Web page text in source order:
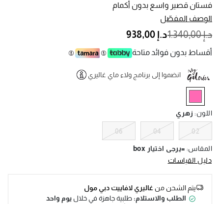
فستان قصير واسع بدون أكمام
الوصف المفصّل
PRICE REDUCED FROM
د.إ 1.340,00 TO
د.إ 938,00
أقساط بدون فوائد متاحة
انضموا إلى برنامج ولاء ماي غاليري
selectedاللون: زهري
02
04
06
المقاس: =يرجى اختيار box
دليل القياسات
يتم الشحن منغاليري لافاييت دبي مول
الطلب والاستلام: طلبية جاهزة في خلال يوم واحد